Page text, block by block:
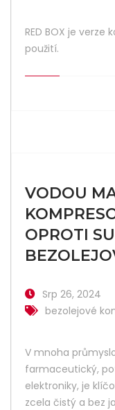
RED BOX je verze
použití.
VODOU
OPROTI
Srp 26, 2024
bezolejové
V mnoha
farmaceutický,
elektroniky, je
zcela čistý a bez